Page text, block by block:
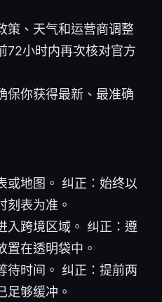
策、天气和运营商调整
72小时内再次核对官方
保你获得最新、最准确
或地图。 纠正：始终以
刻表为准。
入跨境区域。 纠正：遵
置在透明袋中。
待时间。 纠正：提前两
足够缓冲。